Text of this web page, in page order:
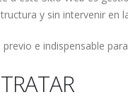
y sin intervenir en
e indispensable